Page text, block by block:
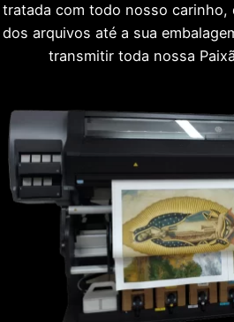
tratada com todo nosso carinho,
dos arquivos até a sua
transmitir toda nossa